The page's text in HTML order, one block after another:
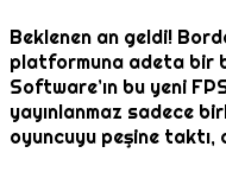
Beklenen an geldi!
platformuna adeta bir
Software’ın bu yeni
yayınlanmaz sadece
oyuncuyu peşine